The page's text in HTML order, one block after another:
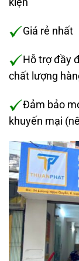
kiện
Giá rẻ nhất
Hỗ trợ đầy
chất lượng
Đảm bảo
khuyến mại